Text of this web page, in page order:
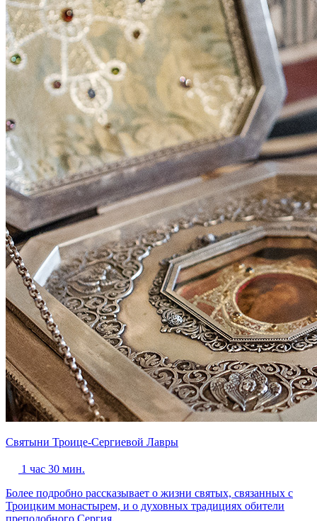
Святыни Троице-Сергиевой Лавры
1 час 30 мин.
Более подробно рассказывает о жизни святых, связанных с
Троицким монастырем, и о духовных традициях обители
преподобного Сергия.